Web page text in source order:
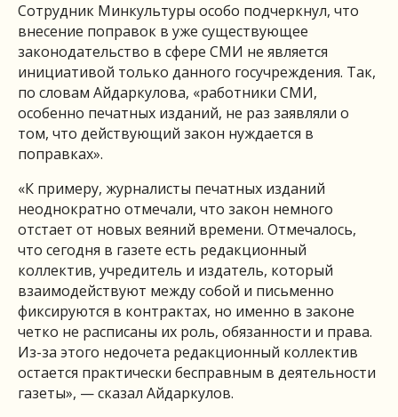
Сотрудник Минкультуры особо подчеркнул, что
внесение поправок в уже существующее
законодательство в сфере СМИ не является
инициативой только данного госучреждения. Так,
по словам Айдаркулова, «работники СМИ,
особенно печатных изданий, не раз заявляли о
том, что действующий закон нуждается в
поправках».
«К примеру, журналисты печатных изданий
неоднократно отмечали, что закон немного
отстает от новых веяний времени. Отмечалось,
что сегодня в газете есть редакционный
коллектив, учредитель и издатель, который
взаимодействуют между собой и письменно
фиксируются в контрактах, но именно в законе
четко не расписаны их роль, обязанности и права.
Из-за этого недочета редакционный коллектив
остается практически бесправным в деятельности
газеты», — сказал Айдаркулов.